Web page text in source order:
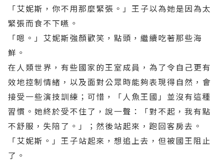
「艾妮斯，你不用那麼緊張。」王子以為她是因為太
緊張而食不下嚥。
「嗯。」艾妮斯強顏歡笑，點頭，繼續吃著那些海
鮮。
在人類世界，有些國家的王室成員，為了令自己更有
效地控制情緒，以及面對公眾時能夠表現得自然，會
接受一些演技訓練；可惜，「人魚王國」並沒有這種
習慣。她終於受不住了，說一聲：「對不起，我有點
不舒服，失陪了。」；然後站起來，跑回客房去。
「艾妮斯。」王子站起來，想追上去，但被國王阻止
了。